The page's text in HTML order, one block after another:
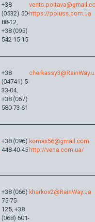
+38
(0532) 50-
88-12,
+38 (095)
542-15-15
https://poluss.com.ua
+38
(04741) 5-
33-04,
+38 (067)
580-73-61
+38 (096)
448-40-45
komax56@gmail.com
http://vena.com.ua/
+38 (066)
75-75-
125, +38
(068) 601-
kharkov2@RainWay.ua